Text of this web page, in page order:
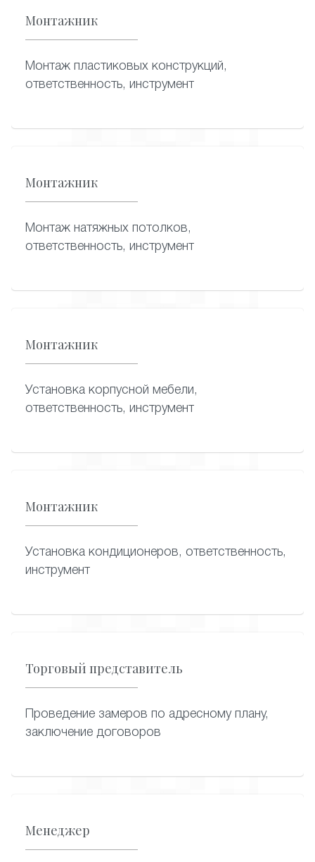
Монтажник
Монтаж пластиковых конструкций,
ответственность, инструмент
Монтажник
Монтаж натяжных потолков,
ответственность, инструмент
Монтажник
Установка корпусной мебели,
ответственность, инструмент
Монтажник
Установка кондиционеров, ответственность,
инструмент
Торговый представитель
Проведение замеров по адресному плану,
заключение договоров
Менеджер